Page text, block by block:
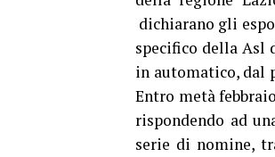
dichiarano gli
specifico della Asl
in automatico, dal
Entro metà
rispondendo ad
serie di nomine,